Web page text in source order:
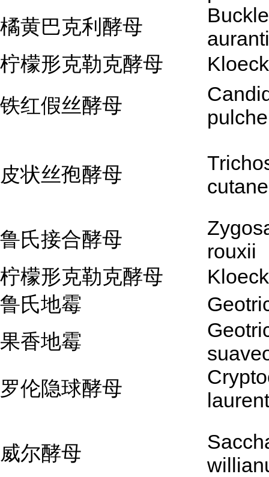
橘黄巴克利酵母
柠檬形克勒克酵母
铁红假丝酵母
皮状丝孢酵母
鲁氏接合酵母
rouxii
柠檬形克勒克酵母
鲁氏地霉
果香地霉
罗伦隐球酵母
威尔酵母